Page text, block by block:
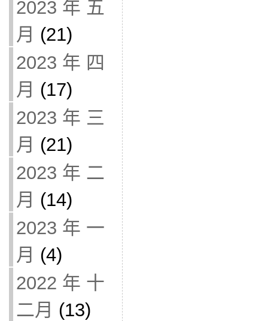
2023 年 五
月 (21)
2023 年 四
月 (17)
2023 年 三
月 (21)
2023 年 二
月 (14)
2023 年 一
月 (4)
2022 年 十
二月 (13)